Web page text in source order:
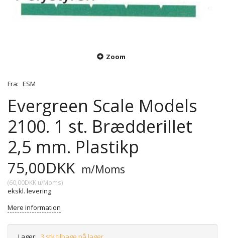
Zoom
Fra: ESM
Evergreen Scale Models
2100. 1 st. Brædderillet
2,5 mm. Plastikp
75,00DKK m/Moms
(60,00DKK u/Moms)
ekskl. levering
Mere information